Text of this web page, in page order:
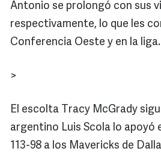
Antonio se prolongó con sus
respectivamente, lo que les
Conferencia Oeste y en la liga.
>
El escolta Tracy McGrady
argentino Luis Scola lo apoyó
113-98 a los Mavericks de